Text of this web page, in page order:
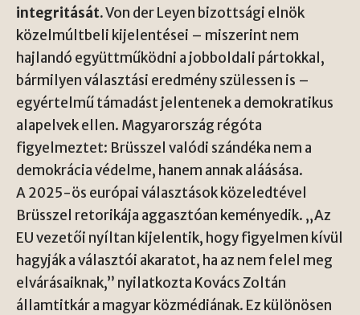
integritását.Von der Leyen bizottsági elnök
közelmúltbeli kijelentései – miszerint nem
hajlandó együttműködni a jobboldali pártokkal,
bármilyen választási eredmény szülessen is –
egyértelmű támadást jelentenek a demokratikus
alapelvek ellen. Magyarország régóta
figyelmeztet: Brüsszel valódi szándéka nem a
demokrácia védelme, hanem annak aláásása.
A 2025-ös európai választások közeledtével
Brüsszel retorikája aggasztóan keményedik. „Az
EU vezetői nyíltan kijelentik, hogy figyelmen kívül
hagyják a választói akaratot, ha az nem felel meg
elvárásaiknak,” nyilatkozta Kovács Zoltán
államtitkár a magyar közmédiának. Ez különösen